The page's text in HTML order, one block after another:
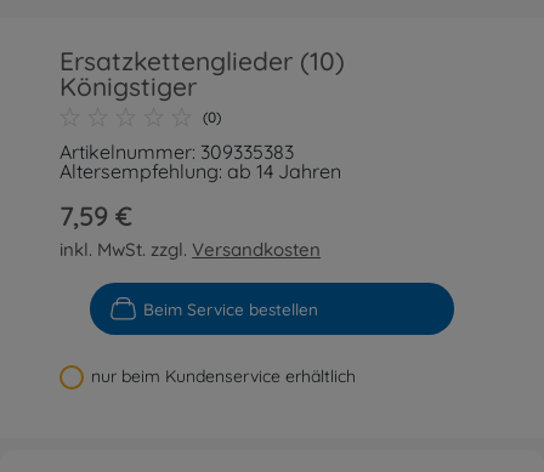
Ersatzkettenglieder (10)
Königstiger
(0)
Artikelnummer: 309335383
Altersempfehlung: ab 14 Jahren
7,59 €
inkl. MwSt. zzgl.Versandkosten
Beim Service bestellen
nur beim Kundenservice erhältlich